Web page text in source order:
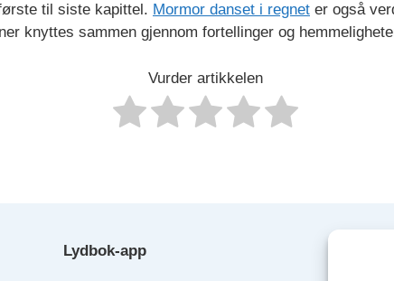
til siste kapittel. Mormor danset i regnet er også
knyttes sammen gjennom fortellinger og
Vurder artikkelen
Lydbok-app